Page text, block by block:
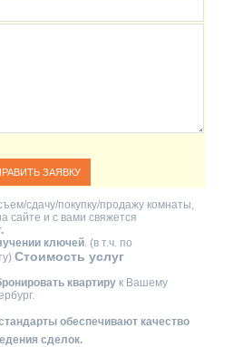
сдачу/покупку/продажу комнаты,
сайте и с вами свяжется
ключей . (в т.ч. по
Стоимость услуг
квартиру к Вашему
обеспечивают качество
сделок.